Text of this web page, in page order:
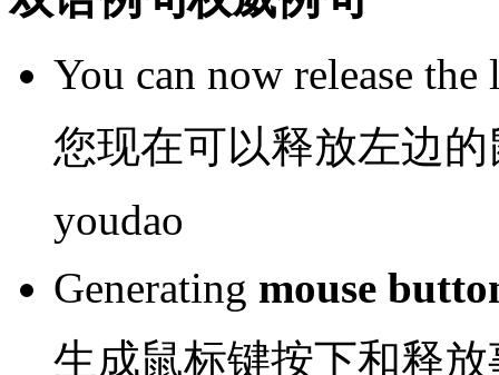
You can now release the
您现在可以释放左边的
youdao
Generating mouse
生成鼠标键按下和释放